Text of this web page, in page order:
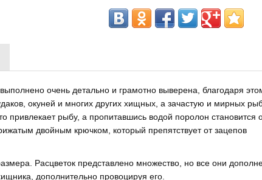
очень детально и грамотно выверена, благодаря
окуней и многих других хищных, а зачастую и мирных
привлекает рыбу, а пропитавшись водой поролон становится
двойным крючком, который препятствует от зацепов
Расцветок представлено множество, но все они
дополнительно провоцируя его.